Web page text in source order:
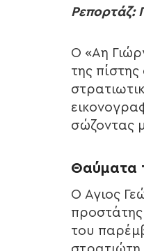
Ρεπορτάζ:
Ο «Αη
της
σώζοντας
Θαύματα
Ο Άγιος
προστάτης
του